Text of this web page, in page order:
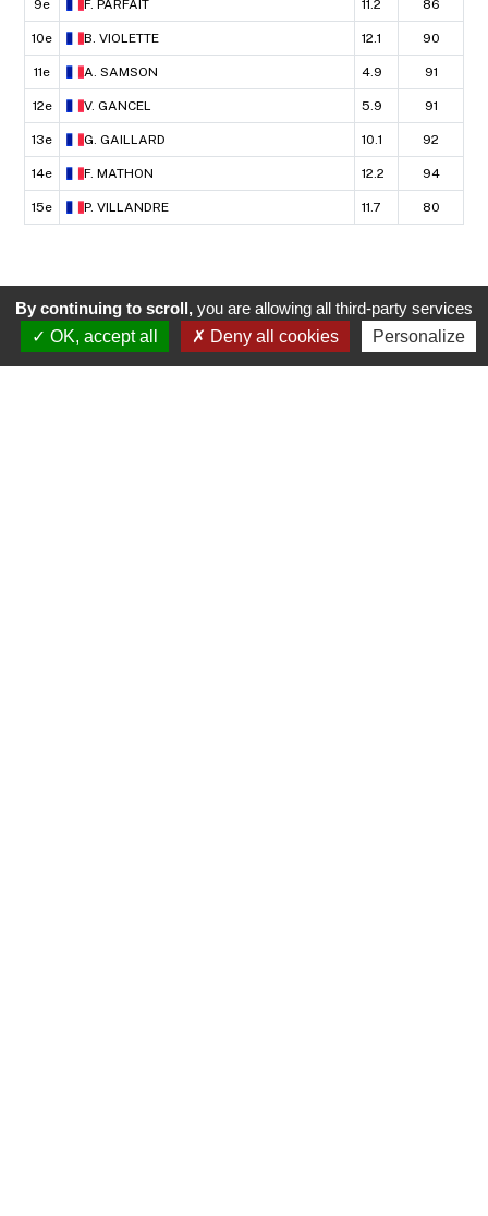
9e F. PARFAIT 11.2 86
10e B. VIOLETTE 12.1 90
11e A. SAMSON 4.9 91
12e V. GANCEL 5.9 91
13e G. GAILLARD 10.1 92
14e F. MATHON 12.2 94
15e P. VILLANDRE 11.7 80
By continuing to scroll, you are allowing all third-party services
OK, accept all
Deny all cookies Personalize